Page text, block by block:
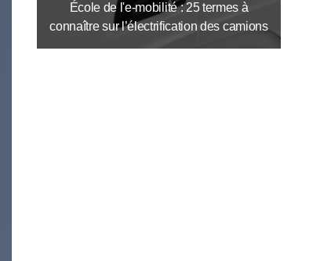
École de l'e-mobilité : 25 termes à
connaître sur l’électrification des camions